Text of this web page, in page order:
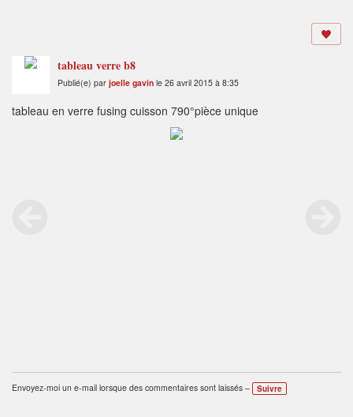
tableau verre b8
Publié(e) par joelle gavin le 26 avril 2015 à 8:35
tableau en verre fusing cuisson 790°pièce unique
Envoyez-moi un e-mail lorsque des commentaires sont laissés – Suivre